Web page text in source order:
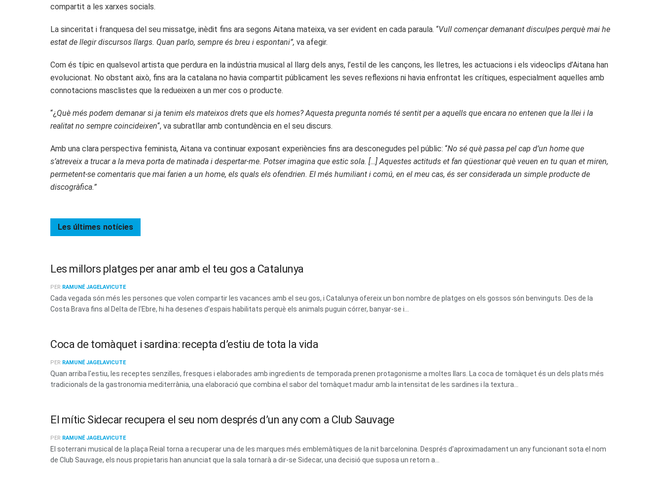
compartit a les xarxes socials.
La sinceritat i franquesa del seu missatge, inèdit fins ara segons Aitana mateixa, va ser evident en cada paraula. “Vull començar demanant disculpes perquè mai he
estat de llegir discursos llargs. Quan parlo, sempre és breu i espontani”, va afegir.
Com és típic en qualsevol artista que perdura en la indústria musical al llarg dels anys, l’estil de les cançons, les lletres, les actuacions i els videoclips d’Aitana han
evolucionat. No obstant això, fins ara la catalana no havia compartit públicament les seves reflexions ni havia enfrontat les crítiques, especialment aquelles amb
connotacions masclistes que la redueixen a un mer cos o producte.
“¿ Què més podem demanar si ja tenim els mateixos drets que els homes? Aquesta pregunta només té sentit per a aquells que encara no entenen que la llei i la
realitat no sempre coincideixen“, va subratllar amb contundència en el seu discurs.
Amb una clara perspectiva feminista, Aitana va continuar exposant experiències fins ara desconegudes pel públic: “No sé què passa pel cap d’un home que
s’atreveix a trucar a la meva porta de matinada i despertar-me. Potser imagina que estic sola. […] Aquestes actituds et fan qüestionar què veuen en tu quan et miren,
permetent-se comentaris que mai farien a un home, els quals els ofendrien. El més humiliant i comú, en el meu cas, és ser considerada un simple producte de
discogràfica.”
Les últimes notícies
Les millors platges per anar amb el teu gos a Catalunya
PER RAMUNÉ JAGELAVICUTE
Cada vegada són més les persones que volen compartir les vacances amb el seu gos, i Catalunya ofereix un bon nombre de platges on els gossos són benvinguts. Des de la
Costa Brava fins al Delta de l'Ebre, hi ha desenes d'espais habilitats perquè els animals puguin córrer, banyar-se i...
Coca de tomàquet i sardina: recepta d’estiu de tota la vida
PER RAMUNÉ JAGELAVICUTE
Quan arriba l'estiu, les receptes senzilles, fresques i elaborades amb ingredients de temporada prenen protagonisme a moltes llars. La coca de tomàquet és un dels plats més
tradicionals de la gastronomia mediterrània, una elaboració que combina el sabor del tomàquet madur amb la intensitat de les sardines i la textura...
El mític Sidecar recupera el seu nom després d’un any com a Club Sauvage
PER RAMUNÉ JAGELAVICUTE
El soterrani musical de la plaça Reial torna a recuperar una de les marques més emblemàtiques de la nit barcelonina. Després d'aproximadament un any funcionant sota el nom
de Club Sauvage, els nous propietaris han anunciat que la sala tornarà a dir-se Sidecar, una decisió que suposa un retorn a...